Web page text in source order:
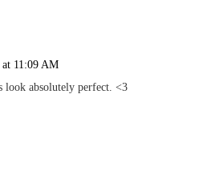
11:09 AM
look absolutely perfect. <3